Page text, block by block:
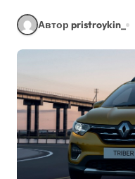
Автор pristroykin_